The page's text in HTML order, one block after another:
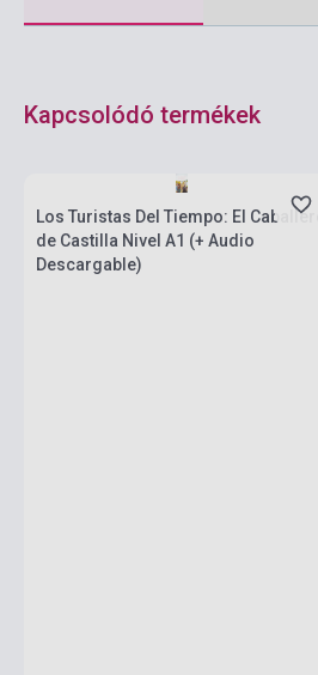
Kapcsolódó termékek
Los Turistas Del Tiempo: El Caballero
de Castilla Nivel A1 (+ Audio
Descargable)